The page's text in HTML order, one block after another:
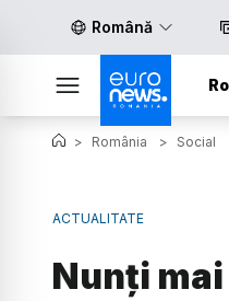
Română
> România > Social
ACTUALITATE
Nunți